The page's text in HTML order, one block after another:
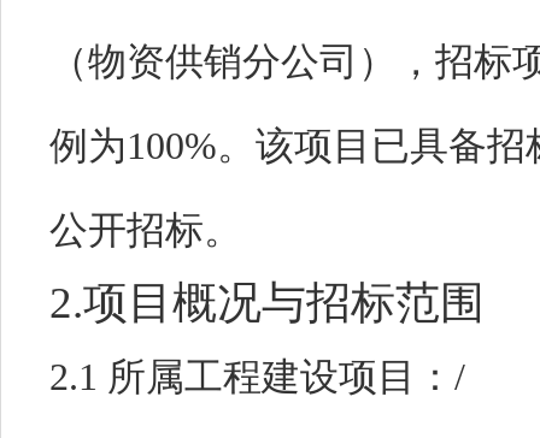
（物资供销分公司）
，招标
例为100%。该项目已具备
公开招标。
2.项目概况与招标范围
2.1 所属工程建设项目： /